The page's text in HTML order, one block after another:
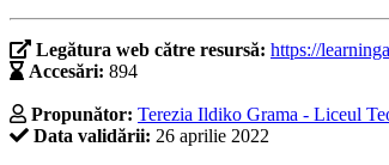
Legătura web către resursă: https://
Accesări: 894
Propunător: Terezia Ildiko Grama - Liceul
Data validării: 26 aprilie 2022